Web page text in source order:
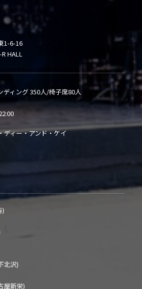
1-6-16
HALL
ディング 350人/椅子席80人
ディー・アンド・ケイ
)
北沢)
屋新栄)